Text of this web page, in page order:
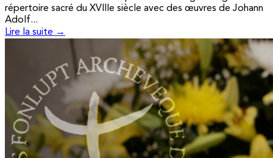
répertoire sacré du XVIIIe siècle avec des œuvres de Johann
Adolf...
Lire la suite →